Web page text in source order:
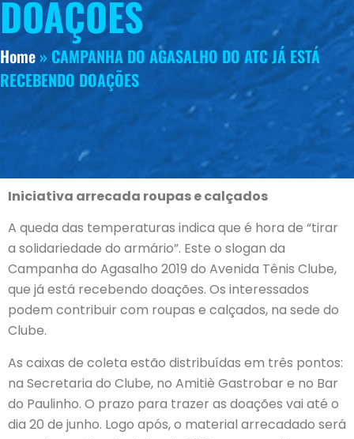
DOAÇÕES
Home » CAMPANHA DO AGASALHO DO ATC JÁ ESTÁ
RECEBENDO DOAÇÕES
Iniciativa arrecada roupas e calçados
A queda das temperaturas indica que é hora de “tirar
a solidariedade do armário”. Este o slogan da
Campanha do Agasalho 2019 do Avenida Tênis Clube,
que já está recebendo doações. Os interessados
podem contribuir com roupas e calçados, na sede do
Clube.
As caixas de coleta estão distribuídas em três pontos:
na Secretaria do Clube, no Amitiè Gastrobar e no Bar
do Paulinho. O prazo para trazer as doações vai até o
dia 20 de junho. Logo após, o material arrecadado será